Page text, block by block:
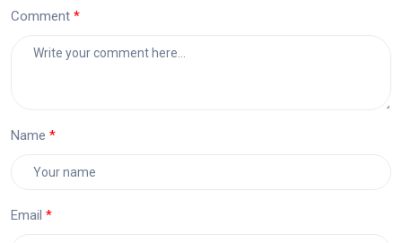
Comment
Name
Email